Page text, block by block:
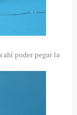
ahí poder pegar la